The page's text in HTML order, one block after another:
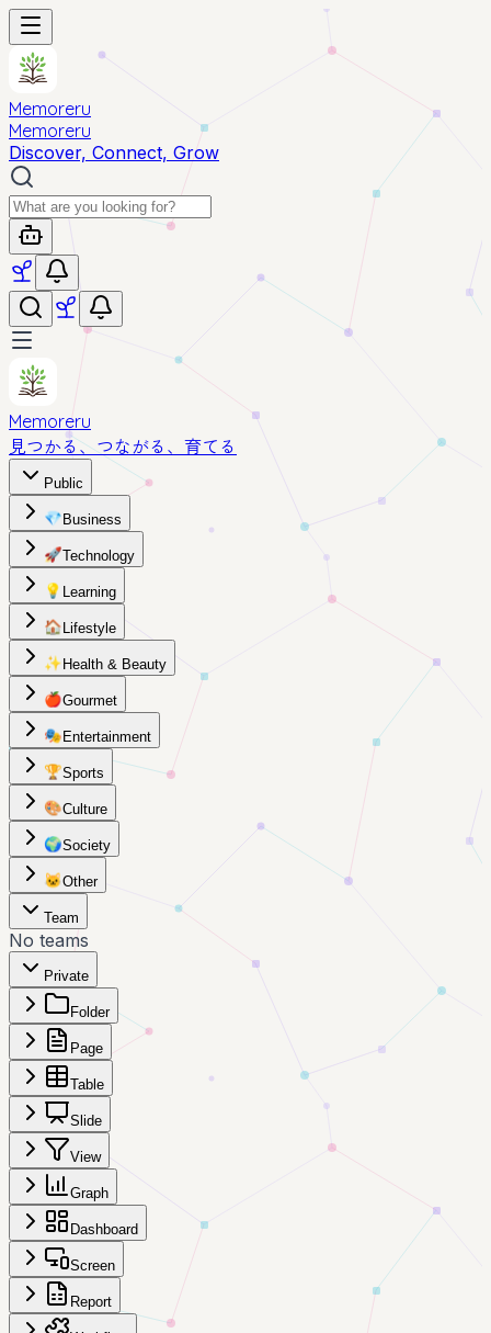
Memoreru
Memoreru
Discover, Connect, Grow
Memoreru
見つかる、つながる、育てる
Public
💎 Business
🚀Technology
💡 Learning
🏠 Lifestyle
✨ Health & Beauty
🍎Gourmet
🎭 Entertainment
🏆Sports
🎨Culture
🌍Society
🐱Other
Team
No teams
Private
Folder
Page
Table
Slide
View
Graph
Dashboard
Screen
Report